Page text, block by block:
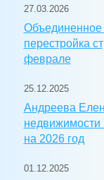
27.03.2026
Объединенное
перестройка
феврале
25.12.2025
Андреева
на 2026 год
01.12.2025